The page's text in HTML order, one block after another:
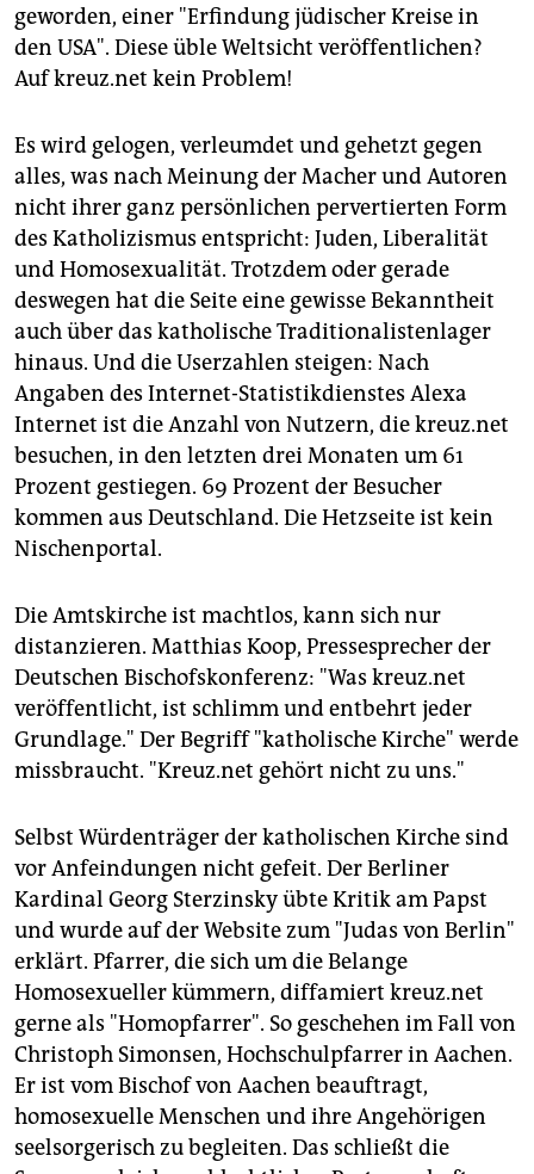
geworden, einer "Erfindung jüdischer Kreise in
den USA". Diese üble Weltsicht veröffentlichen?
Auf kreuz.net kein Problem!
Es wird gelogen, verleumdet und gehetzt gegen
alles, was nach Meinung der Macher und Autoren
nicht ihrer ganz persönlichen pervertierten Form
des Katholizismus entspricht: Juden, Liberalität
und Homosexualität. Trotzdem oder gerade
deswegen hat die Seite eine gewisse Bekanntheit
auch über das katholische Traditionalistenlager
hinaus. Und die Userzahlen steigen: Nach
Angaben des Internet-Statistikdienstes Alexa
Internet ist die Anzahl von Nutzern, die kreuz.net
besuchen, in den letzten drei Monaten um 61
Prozent gestiegen. 69 Prozent der Besucher
kommen aus Deutschland. Die Hetzseite ist kein
Nischenportal.
Die Amtskirche ist machtlos, kann sich nur
distanzieren. Matthias Koop, Pressesprecher der
Deutschen Bischofskonferenz: "Was kreuz.net
veröffentlicht, ist schlimm und entbehrt jeder
Grundlage." Der Begriff "katholische Kirche" werde
missbraucht. "Kreuz.net gehört nicht zu uns."
Selbst Würdenträger der katholischen Kirche sind
vor Anfeindungen nicht gefeit. Der Berliner
Kardinal Georg Sterzinsky übte Kritik am Papst
und wurde auf der Website zum "Judas von Berlin"
erklärt. Pfarrer, die sich um die Belange
Homosexueller kümmern, diffamiert kreuz.net
gerne als "Homopfarrer". So geschehen im Fall von
Christoph Simonsen, Hochschulpfarrer in Aachen.
Er ist vom Bischof von Aachen beauftragt,
homosexuelle Menschen und ihre Angehörigen
seelsorgerisch zu begleiten. Das schließt die